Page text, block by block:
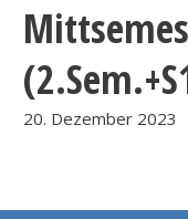
20. Dezember 2023